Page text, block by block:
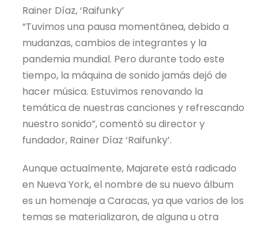
Rainer Díaz, ‘Raifunky’
“Tuvimos una pausa momentánea, debido a
mudanzas, cambios de integrantes y la
pandemia mundial. Pero durante todo este
tiempo, la máquina de sonido jamás dejó de
hacer música. Estuvimos renovando la
temática de nuestras canciones y refrescando
nuestro sonido”, comentó su director y
fundador, Rainer Díaz ‘Raifunky’.
Aunque actualmente, Majarete está radicado
en Nueva York, el nombre de su nuevo álbum
es un homenaje a Caracas, ya que varios de los
temas se materializaron, de alguna u otra